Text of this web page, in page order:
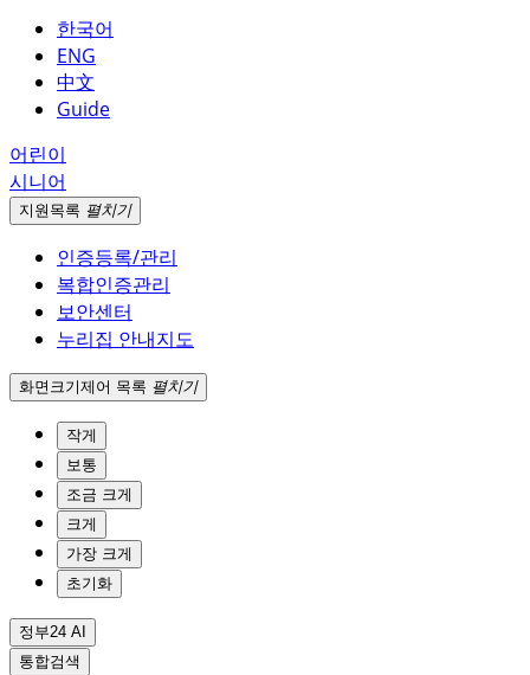
한국어
ENG
中文
Guide
어린이
시니어
지원 목록 펼치기
인증등록/관리
복합인증관리
보안센터
누리집 안내지도
화면크기제어 목록 펼치기
작게
보통
조금 크게
크게
가장 크게
초기화
정부24 AI
통합검색